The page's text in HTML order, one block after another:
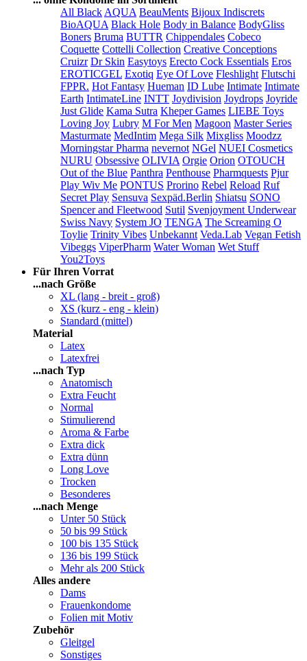
All Black AQUA BeauMents Bijoux Indiscrets
BioAQUA Black Hole Body in Balance BodyGliss
Boners Bruma BUTTR Chippendales Cobeco
Coquette Cottelli Collection Creative Conceptions
Cruizr Dr Skin Easytoys Erecto Cock Essentials Eros
EROTICGEL Exotiq Eye Of Love Fleshlight Flutschi
FPPR. Hot Fantasy Hueman ID Lube Intimate Intimate
Earth IntimateLine INTT Joydivision Joydrops Joyride
Just Glide Kama Sutra Kheper Games LIEBE Toys
Loving Joy Lubry M For Men Magoon Master Series
Masturmate MedIntim Mega Silk Mixgliss Moodzz
Morningstar Pharma nevernot NGel NUEI Cosmetics
NURU Obsessive OLIVIA Orgie Orion OTOUCH
Out of the Blue Panthra Penthouse Pharmquests Pjur
Play Wiv Me PONTUS Prorino Rebel Reload Ruf
Secret Play Sensuva Sexpäd.Berlin Shiatsu SONO
Spencer and Fleetwood Sutil Svenjoyment Underwear
Swiss Navy System JO TENGA The Screaming O
Toylie Trinity Vibes Unbekannt Veda.Lab Vegan Fetish
Vibeggs ViperPharm Water Woman Wet Stuff
You2Toys
Für Ihren Vorrat
...nach Größe
XL (lang - breit - groß)
XS (kurz - eng - klein)
Standard (mittel)
Material
Latex
Latexfrei
...nach Typ
Anatomisch
Extra Feucht
Normal
Stimulierend
Aroma & Farbe
Extra dick
Extra dünn
Long Love
Trocken
Besonderes
...nach Menge
Unter 50 Stück
50 bis 99 Stück
100 bis 135 Stück
136 bis 199 Stück
Mehr als 200 Stück
Alles andere
Dams
Frauenkondome
Folien mit Motiv
Zubehör
Gleitgel
Sonstiges